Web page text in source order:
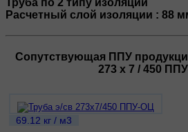
Труба по 2 типу изоляции
Расчетный слой изоляции : 88
Сопутствующая ППУ
273 х 7 / 450
69.12 кг / м3